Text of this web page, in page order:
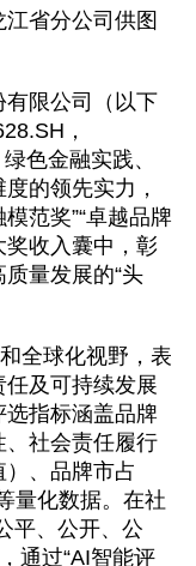
省分公司供图
限公司（以下
，
色金融实践、
的领先实力，
范奖”“卓越品牌
奖收入囊中，彰
量发展的“头
全球化视野，表
及可持续发展
指标涵盖品牌
社会责任履行
、品牌市占
量化数据。在社
平、公开、公
通过“AI智能评